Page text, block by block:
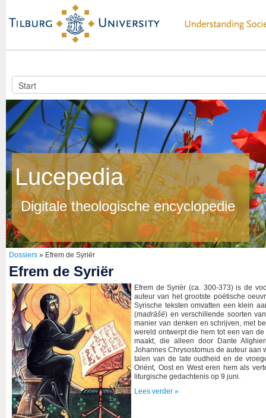
Lucepedia
Digitale theologische encyclopedie
Dossiers » Efrem de Syriër
Efrem de Syriër
Efrem de Syriër (ca. 300-373) is de
auteur van het grootste poëtische
Syrische teksten omvatten een klein
(madrāšē) en verschillende soorten
manier van denken en schrijven, met
wereld ontwerpt die hem tot een van
maakt, die alleen door Dante
Johannes Chrysostomus de auteur aan
talen van de late oudheid en de
Oriënt, Oost en West eren hem als
liturgische gedachtenis op 9 juni.
Lees verder »